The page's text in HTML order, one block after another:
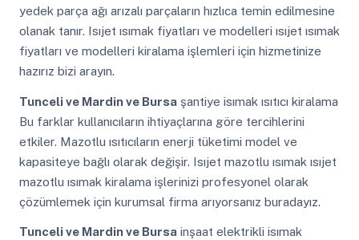
yedek parça ağı arızalı parçaların hızlıca temin edilmesine
olanak tanır. Isıjet ısımak fiyatları ve modelleri ısıjet ısımak
fiyatları ve modelleri kiralama işlemleri için hizmetinize
hazırız bizi arayın.
Tunceli ve Mardin ve Bursaşantiye isımak ısıtıcı kiralama
Bu farklar kullanıcıların ihtiyaçlarına göre tercihlerini
etkiler. Mazotlu ısıtıcıların enerji tüketimi model ve
kapasiteye bağlı olarak değişir. Isıjet mazotlu ısımak ısıjet
mazotlu ısımak kiralama işlerinizi profesyonel olarak
çözümlemek için kurumsal firma arıyorsanız buradayız.
Tunceli ve Mardin ve Bursainşaat elektrikli isımak